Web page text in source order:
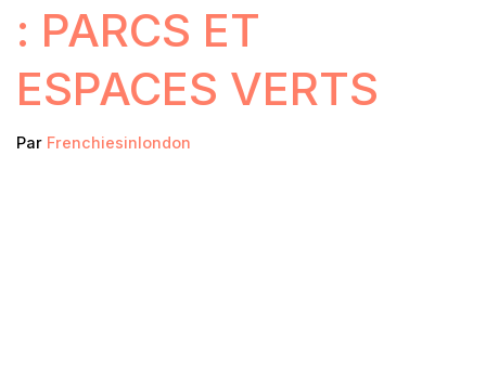
: PARCS ET
ESPACES VERTS
Par Frenchiesinlondon